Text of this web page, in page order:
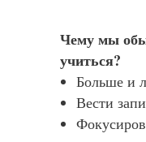
Чему мы
учиться?
Больше и
Вести